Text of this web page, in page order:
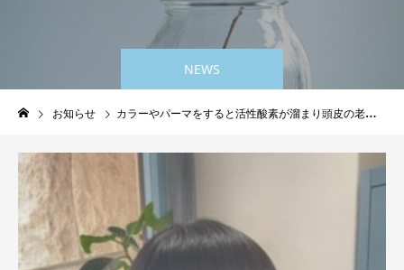
NEWS
お知らせ カラーやパーマをすると活性酸素が溜まり頭皮の老化を早めちゃう原因